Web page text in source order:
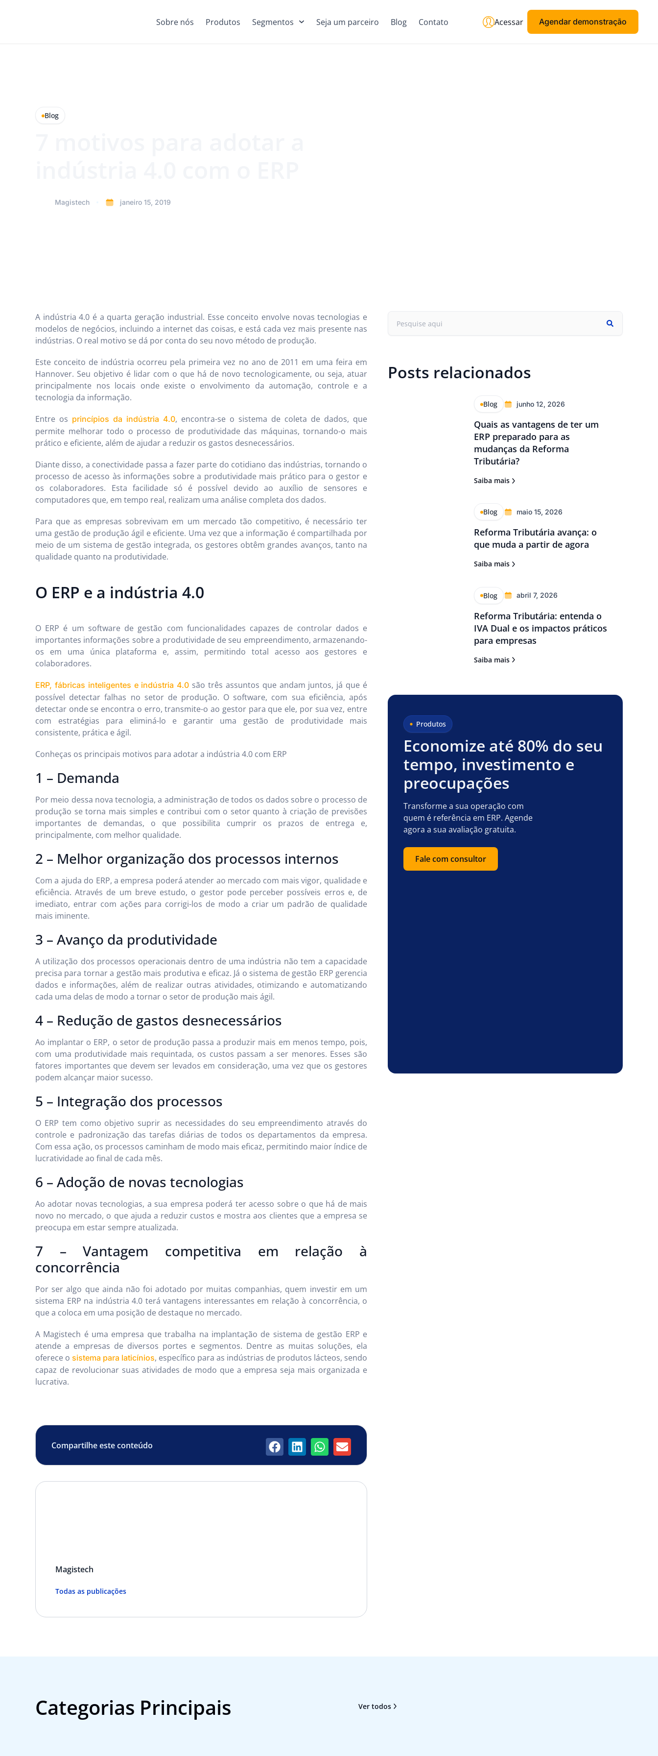
Sobre nós Produtos Segmentos Seja um parceiro Blog Contato Agendar demonstração
Acessar
Blog
Magistech janeiro 15, 2019
A indústria 4.0 é a quarta geração industrial. Esse conceito envolve novas tecnologias e
modelos de negócios, incluindo a internet das coisas, e está cada vez mais presente nas
indústrias. O real motivo se dá por conta do seu novo método de produção.
Este conceito de indústria ocorreu pela primeira vez no ano de 2011 em uma feira em
Hannover. Seu objetivo é lidar com o que há de novo tecnologicamente, ou seja, atuar
principalmente nos locais onde existe o envolvimento da automação, controle e a
tecnologia da informação.
Entre os princípios da indústria 4.0, encontra-se o sistema de coleta de dados, que
permite melhorar todo o processo de produtividade das máquinas, tornando-o mais
prático e eficiente, além de ajudar a reduzir os gastos desnecessários.
Diante disso, a conectividade passa a fazer parte do cotidiano das indústrias, tornando o
processo de acesso às informações sobre a produtividade mais prático para o gestor e
os colaboradores. Esta facilidade só é possível devido ao auxílio de sensores e
computadores que, em tempo real, realizam uma análise completa dos dados.
Para que as empresas sobrevivam em um mercado tão competitivo, é necessário ter
uma gestão de produção ágil e eficiente. Uma vez que a informação é compartilhada por
meio de um sistema de gestão integrada, os gestores obtêm grandes avanços, tanto na
qualidade quanto na produtividade.
O ERP e a indústria 4.0
O ERP é um software de gestão com funcionalidades capazes de controlar dados e
importantes informações sobre a produtividade de seu empreendimento, armazenando-
os em uma única plataforma e, assim, permitindo total acesso aos gestores e
colaboradores.
ERP, fábricas inteligentes e indústria 4.0 são três assuntos que andam juntos, já que é
possível detectar falhas no setor de produção. O software, com sua eficiência, após
detectar onde se encontra o erro, transmite-o ao gestor para que ele, por sua vez, entre
com estratégias para eliminá-lo e garantir uma gestão de produtividade mais
consistente, prática e ágil.
Conheças os principais motivos para adotar a indústria 4.0 com ERP
1 – Demanda
Por meio dessa nova tecnologia, a administração de todos os dados sobre o processo de
produção se torna mais simples e contribui com o setor quanto à criação de previsões
importantes de demandas, o que possibilita cumprir os prazos de entrega e,
principalmente, com melhor qualidade.
2 – Melhor organização dos processos internos
Com a ajuda do ERP, a empresa poderá atender ao mercado com mais vigor, qualidade e
eficiência. Através de um breve estudo, o gestor pode perceber possíveis erros e, de
imediato, entrar com ações para corrigi-los de modo a criar um padrão de qualidade
mais iminente.
3 – Avanço da produtividade
A utilização dos processos operacionais dentro de uma indústria não tem a capacidade
precisa para tornar a gestão mais produtiva e eficaz. Já o sistema de gestão ERP gerencia
dados e informações, além de realizar outras atividades, otimizando e automatizando
cada uma delas de modo a tornar o setor de produção mais ágil.
4 – Redução de gastos desnecessários
Ao implantar o ERP, o setor de produção passa a produzir mais em menos tempo, pois,
com uma produtividade mais requintada, os custos passam a ser menores. Esses são
fatores importantes que devem ser levados em consideração, uma vez que os gestores
podem alcançar maior sucesso.
5 – Integração dos processos
O ERP tem como objetivo suprir as necessidades do seu empreendimento através do
controle e padronização das tarefas diárias de todos os departamentos da empresa.
Com essa ação, os processos caminham de modo mais eficaz, permitindo maior índice de
lucratividade ao final de cada mês.
6 – Adoção de novas tecnologias
Ao adotar novas tecnologias, a sua empresa poderá ter acesso sobre o que há de mais
novo no mercado, o que ajuda a reduzir custos e mostra aos clientes que a empresa se
preocupa em estar sempre atualizada.
7 – Vantagem competitiva em relação à
concorrência
Por ser algo que ainda não foi adotado por muitas companhias, quem investir em um
sistema ERP na indústria 4.0 terá vantagens interessantes em relação à concorrência, o
que a coloca em uma posição de destaque no mercado.
A Magistech é uma empresa que trabalha na implantação de sistema de gestão ERP e
atende a empresas de diversos portes e segmentos. Dentre as muitas soluções, ela
oferece o sistema para laticínios, específico para as indústrias de produtos lácteos, sendo
capaz de revolucionar suas atividades de modo que a empresa seja mais organizada e
lucrativa.
Compartilhe este conteúdo
Magistech
Todas as publicações
Posts relacionados
Blog junho 12, 2026
Quais as vantagens de ter um
ERP preparado para as
mudanças da Reforma
Tributária?
Saiba mais
Blog maio 15, 2026
Reforma Tributária avança: o
que muda a partir de agora
Saiba mais
Blog abril 7, 2026
Reforma Tributária: entenda o
IVA Dual e os impactos práticos
para empresas
Saiba mais
Produtos
Economize até 80% do seu
tempo, investimento e
preocupações
Transforme a sua operação com
quem é referência em ERP. Agende
agora a sua avaliação gratuita.
Fale com consultor
Ver todos
Categorias Principais